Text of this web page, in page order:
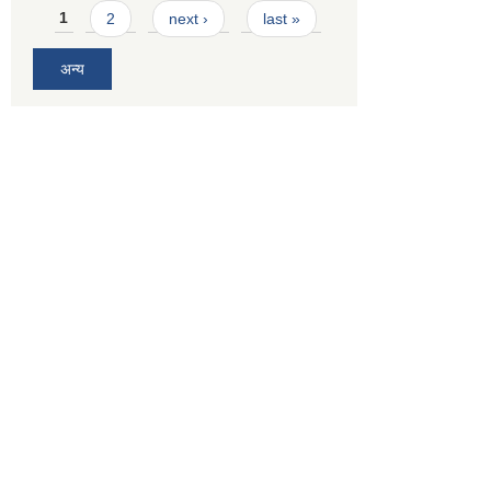
Pages
1 2 next › last »
अन्य